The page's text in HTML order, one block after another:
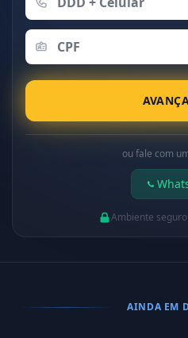
ou fale com
Ambiente
AINDA EM